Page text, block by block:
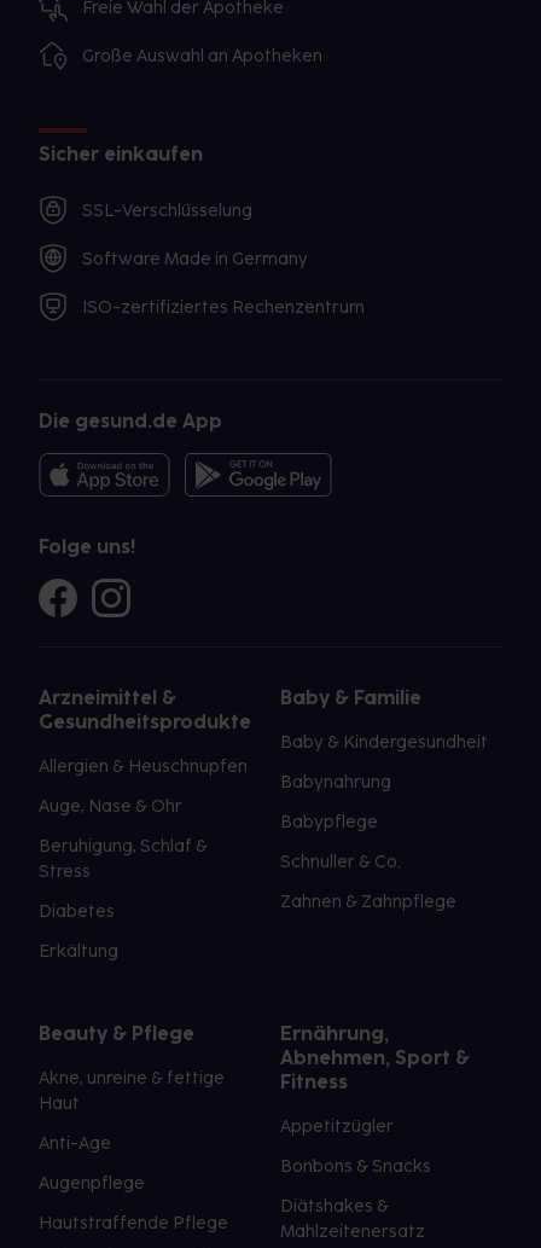
Freie Wahl der Apotheke
Große Auswahl an Apotheken
Sicher einkaufen
SSL-Verschlüsselung
Software Made in Germany
ISO-zertifiziertes Rechenzentrum
Die gesund.de App
Folge uns!
Arzneimittel &
Gesundheitsprodukte
Allergien & Heuschnupfen
Auge, Nase & Ohr
Beruhigung, Schlaf &
Stress
Diabetes
Erkältung
Baby & Familie
Baby & Kindergesundheit
Babynahrung
Babypflege
Schnuller & Co.
Zahnen & Zahnpflege
Beauty & Pflege
Akne, unreine & fettige
Haut
Anti-Age
Augenpflege
Hautstraffende Pflege
Ernährung,
Abnehmen, Sport &
Fitness
Appetitzügler
Bonbons & Snacks
Diätshakes &
Mahlzeitenersatz